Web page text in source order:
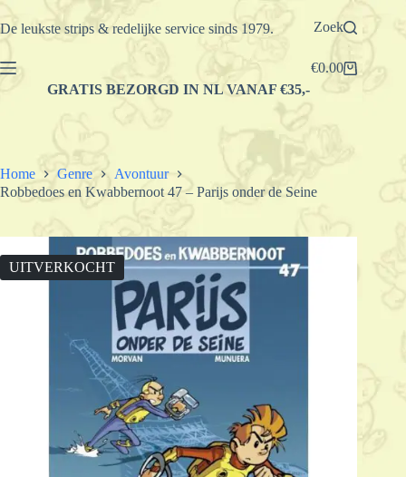
Ga
naar
De leukste strips & redelijke service sinds 1979. Zoek
Winkelwagen
€0.00
GRATIS BEZORGD IN NL VANAF €35,-
Home Genre
Avontuur
Robbedoes en Kwabbernoot 47 – Parijs onder de Seine
UITVERKOCHT